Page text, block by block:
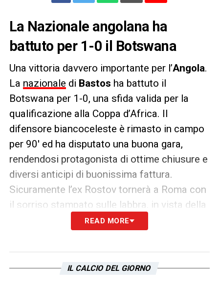
La Nazionale angolana ha
battuto per 1-0 il Botswana
Una vittoria davvero importante per l’Angola.
La nazionale di Bastos ha battuto il
Botswana per 1-0, una sfida valida per la
qualificazione alla Coppa d’Africa. Il
difensore biancoceleste è rimasto in campo
per 90′ ed ha disputato una buona gara,
rendendosi protagonista di ottime chiusure e
diversi anticipi di buonissima fattura.
Sicuramente l’ex Rostov tornerà a Roma con
il sorriso stampato sulle labbra, in vista della
trasferta che vedrà i capitolini impegnati ad
riacquistando fiducia in se stesso ed Inzaghi
potrà certamente contare su di lui in vista
READ MORE
IL CALCIO DEL GIORNO